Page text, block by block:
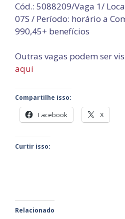
Cód.: 5088209/Vaga 1/
07S / Período: horário a
990,45+ benefícios
Outras vagas podem ser
aqui
Compartilhe isso:
Facebook X
Curtir isso:
Relacionado